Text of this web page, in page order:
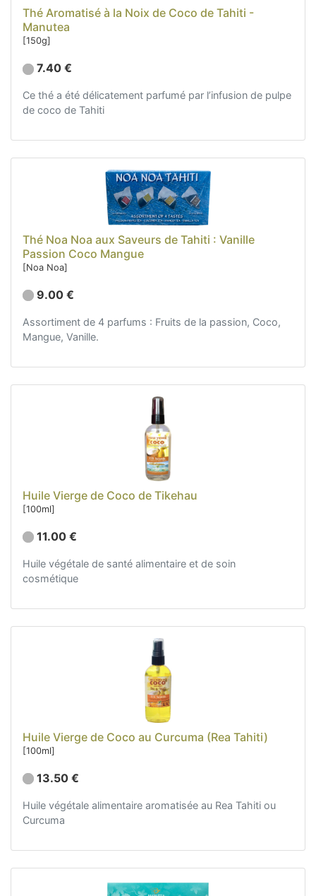
Calendriers et agenda (6)
Danse tahitienne (29)
Sacs, Bijoux et Accessoires (33)
Textile (27)
Loisirs (19)
Nos Box (12)
Promotions
Retour et remboursement
Nous contacter
Thé Aromatisé à la Noix de Coco de Tahiti -
Manutea
[150g]
7.40 €
Ce thé a été délicatement parfumé par l’infusion de pulpe
de coco de Tahiti
Thé Noa Noa aux Saveurs de Tahiti : Vanille
Passion Coco Mangue
[Noa Noa]
9.00 €
Assortiment de 4 parfums : Fruits de la passion, Coco,
Mangue, Vanille.
Huile Vierge de Coco de Tikehau
[100ml]
11.00 €
Huile végétale de santé alimentaire et de soin
cosmétique
Huile Vierge de Coco au Curcuma (Rea Tahiti)
[100ml]
13.50 €
Huile végétale alimentaire aromatisée au Rea Tahiti ou
Curcuma